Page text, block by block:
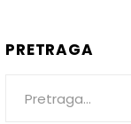
PRETRAGA